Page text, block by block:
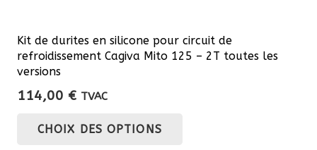
Kit de durites en silicone pour circuit de
refroidissement Cagiva Mito 125 – 2T toutes les
versions
114,00 € TVAC
CHOIX DES OPTIONS